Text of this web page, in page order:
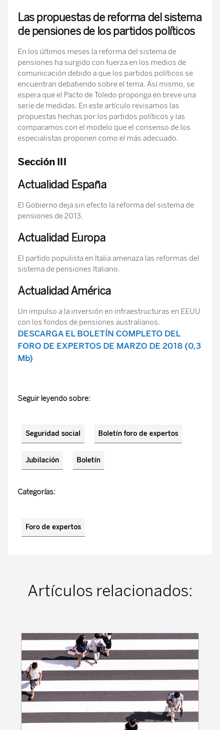
Las propuestas de reforma del sistema
de pensiones de los partidos políticos
En los últimos meses la reforma del sistema de
pensiones ha surgido con fuerza en los medios de
comunicación debido a que los partidos políticos se
encuentran debatiendo sobre el tema. Así mismo, se
espera que el Pacto de Toledo proponga en breve una
serie de medidas. En este artículo revisamos las
propuestas hechas por los partidos políticos y las
comparamos con el modelo que el consenso de los
especialistas proponen como el más adecuado.
Sección III
Actualidad España
El Gobierno deja sin efecto la reforma del sistema de
pensiones de 2013.
Actualidad Europa
El partido populista en Italia amenaza las reformas del
sistema de pensiones Italiano.
Actualidad América
Un impulso a la inversión en infraestructuras en EEUU
con los fondos de pensiones australianos.
DESCARGA EL BOLETÍN COMPLETO DEL
FORO DE EXPERTOS DE MARZO DE 2018 (0,3
Mb)
Seguir leyendo sobre:
Seguridad social Boletín foro de expertos
Jubilación Boletín
Categorías:
Foro de expertos
Artículos relacionados: